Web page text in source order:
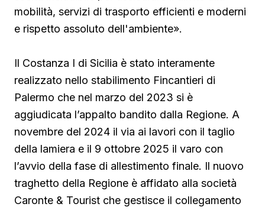
mobilità, servizi di trasporto efficienti e moderni
e rispetto assoluto dell'ambiente».
Il Costanza I di Sicilia è stato interamente
realizzato nello stabilimento Fincantieri di
Palermo che nel marzo del 2023 si è
aggiudicata l’appalto bandito dalla Regione. A
novembre del 2024 il via ai lavori con il taglio
della lamiera e il 9 ottobre 2025 il varo con
l’avvio della fase di allestimento finale. Il nuovo
traghetto della Regione è affidato alla società
Caronte & Tourist che gestisce il collegamento